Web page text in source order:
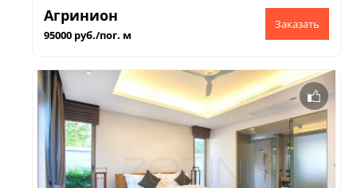
Агринион
95000 руб./пог. м